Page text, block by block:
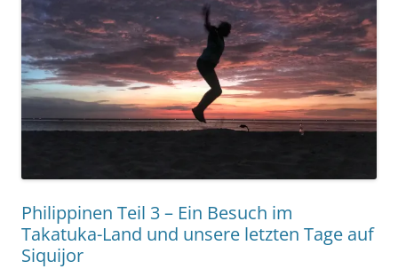
Philippinen Teil 3 – Ein Besuch im
Takatuka-Land und unsere letzten Tage auf
Siquijor